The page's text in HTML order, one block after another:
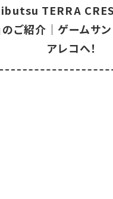
TERRA
のご紹介｜ゲームサ
アレコへ！